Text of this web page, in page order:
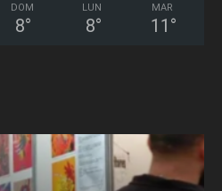
DOM
8°
LUN
8°
MAR
11 °